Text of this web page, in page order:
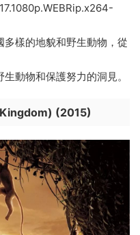
樣的地貌和野生動物，從
動物和保護努力的洞見。
Kingdom) (2015)